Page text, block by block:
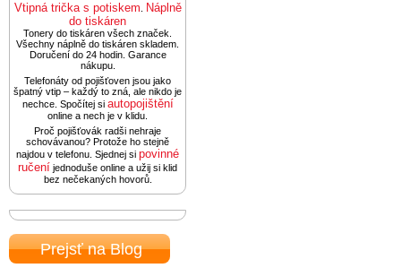
Vtipná trička s potiskem Náplně
do tiskáren
Tonery do tiskáren všech značek.
Všechny náplně do tiskáren skladem.
Doručení do 24 hodin. Garance
nákupu.
Telefonáty od pojišťoven jsou jako
špatný vtip – každý to zná, ale nikdo je
nechce. Spočítej si autopojištění
online a nech je v klidu.
Proč pojišťovák radši nehraje
schovávanou? Protože ho stejně
najdou v telefonu. Sjednej si povinné
ručení jednoduše online a užij si klid
bez nečekaných hovorů.
Prejsť na Blog